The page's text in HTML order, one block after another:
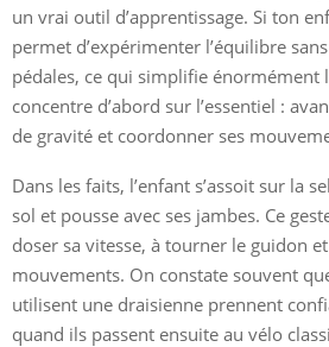
un vrai outil d’apprentissage. Si ton
permet d’expérimenter l’équilibre
pédales, ce qui simplifie énormément
concentre d’abord sur l’essentiel :
de gravité et coordonner ses
Dans les faits, l’enfant s’assoit sur la
sol et pousse avec ses jambes. Ce
doser sa vitesse, à tourner le guidon
mouvements. On constate souvent
utilisent une draisienne prennent
quand ils passent ensuite au vélo